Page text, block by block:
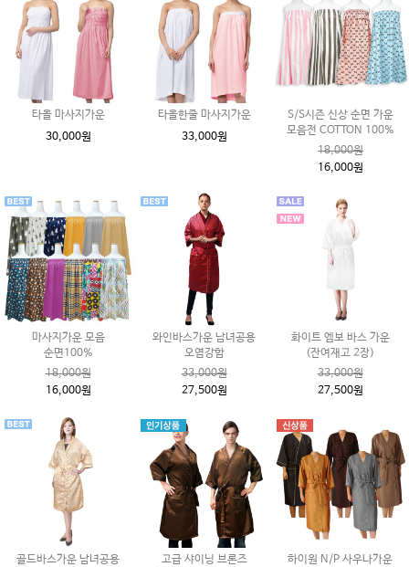
타올 마사지가운
30,000원
타올한줄 마사지가운
33,000원
S/S시즌 신상 순면 가운
모음전 COTTON 100%
18,000원
16,000원
마사지가운 모음
순면100%
18,000원
16,000원
와인바스가운 남녀공용
오염강함
33,000원
27,500원
화이트 엠보 바스 가운
(잔여재고 2장)
33,000원
27,500원
골드바스가운 남녀공용
고급 샤이닝 브론즈
하이원 N/P 사우나가운